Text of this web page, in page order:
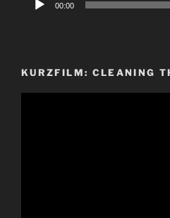
00:00
KURZFILM: CLEANING